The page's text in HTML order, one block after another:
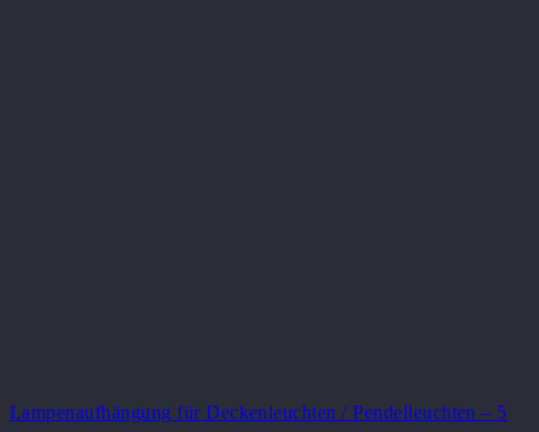
Lampenaufhängung für Deckenleuchten / Pendelleuchten – 5